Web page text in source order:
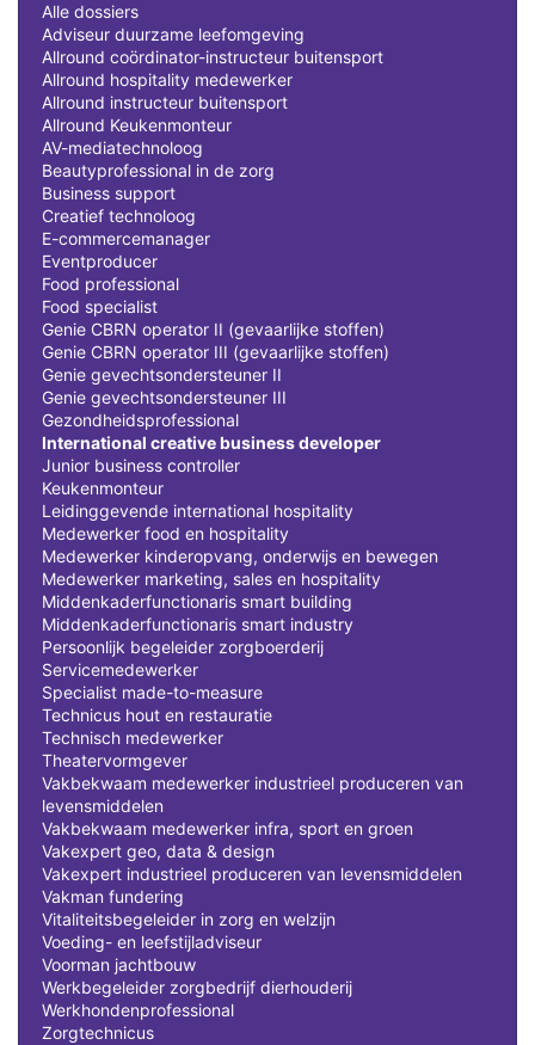
Alle dossiers
Adviseur duurzame leefomgeving
Allround coördinator-instructeur buitensport
Allround hospitality medewerker
Allround instructeur buitensport
Allround Keukenmonteur
AV-mediatechnoloog
Beautyprofessional in de zorg
Business support
Creatief technoloog
E-commercemanager
Eventproducer
Food professional
Food specialist
Genie CBRN operator II (gevaarlijke stoffen)
Genie CBRN operator III (gevaarlijke stoffen)
Genie gevechtsondersteuner II
Genie gevechtsondersteuner III
Gezondheidsprofessional
International creative business developer
Junior business controller
Keukenmonteur
Leidinggevende international hospitality
Medewerker food en hospitality
Medewerker kinderopvang, onderwijs en bewegen
Medewerker marketing, sales en hospitality
Middenkaderfunctionaris smart building
Middenkaderfunctionaris smart industry
Persoonlijk begeleider zorgboerderij
Servicemedewerker
Specialist made-to-measure
Technicus hout en restauratie
Technisch medewerker
Theatervormgever
Vakbekwaam medewerker industrieel produceren van
levensmiddelen
Vakbekwaam medewerker infra, sport en groen
Vakexpert geo, data & design
Vakexpert industrieel produceren van levensmiddelen
Vakman fundering
Vitaliteitsbegeleider in zorg en welzijn
Voeding- en leefstijladviseur
Voorman jachtbouw
Werkbegeleider zorgbedrijf dierhouderij
Werkhondenprofessional
Zorgtechnicus